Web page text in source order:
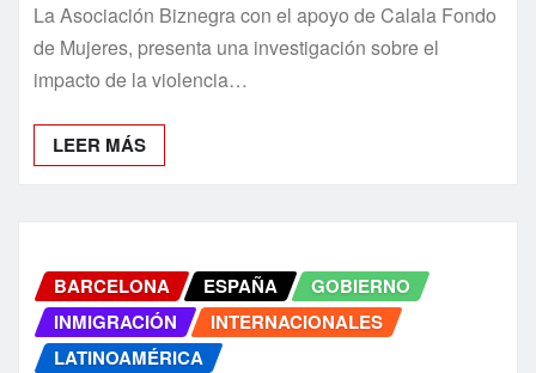
La Asociación Biznegra con el apoyo de Calala Fondo
de Mujeres, presenta una investigación sobre el
impacto de la violencia…
LEER MÁS
BARCELONA ESPAÑA
GOBIERNO
INMIGRACIÓN
INTERNACIONALES
LATINOAMÉRICA